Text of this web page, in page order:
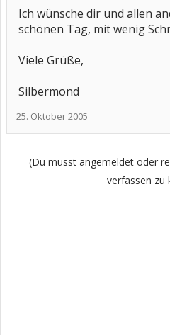
Ich wünsche dir und allen
schönen Tag, mit wenig
Viele Grüße,
Silbermond
25. Oktober 2005
(Du musst angemeldet oder
verfassen zu